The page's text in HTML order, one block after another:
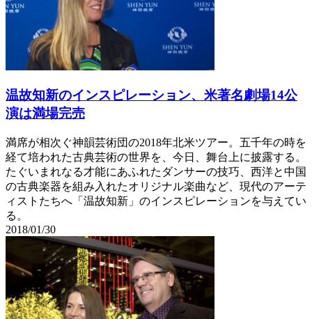
温故知新のインスピレーション、米著名劇場14公
演は満場完売
満席が相次ぐ神韻芸術団の2018年北米ツアー。五千年の時を
経て培われた古典芸術の世界を、今日、舞台上に披露する。
たぐいまれなる才能にあふれたダンサーの技巧、西洋と中国
の古典楽器を組み入れたオリジナル楽曲など、現代のアーテ
ィストたちへ「温故知新」のインスピレーションを与えてい
る。
2018/01/30